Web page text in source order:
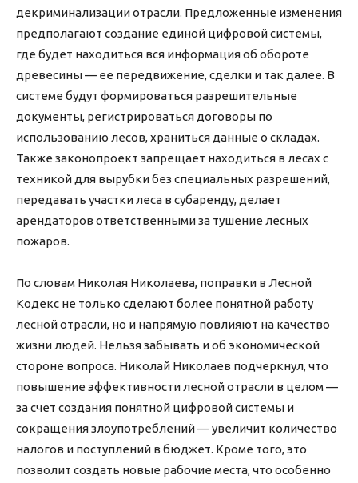
декриминализации отрасли. Предложенные изменения
предполагают создание единой цифровой системы,
где будет находиться вся информация об обороте
древесины — ее передвижение, сделки и так далее. В
системе будут формироваться разрешительные
документы, регистрироваться договоры по
использованию лесов, храниться данные о складах.
Также законопроект запрещает находиться в лесах с
техникой для вырубки без специальных разрешений,
передавать участки леса в субаренду, делает
арендаторов ответственными за тушение лесных
пожаров.
По словам Николая Николаева, поправки в Лесной
Кодекс не только сделают более понятной работу
лесной отрасли, но и напрямую повлияют на качество
жизни людей. Нельзя забывать и об экономической
стороне вопроса. Николай Николаев подчеркнул, что
повышение эффективности лесной отрасли в целом —
за счет создания понятной цифровой системы и
сокращения злоупотреблений — увеличит количество
налогов и поступлений в бюджет. Кроме того, это
позволит создать новые рабочие места, что особенно